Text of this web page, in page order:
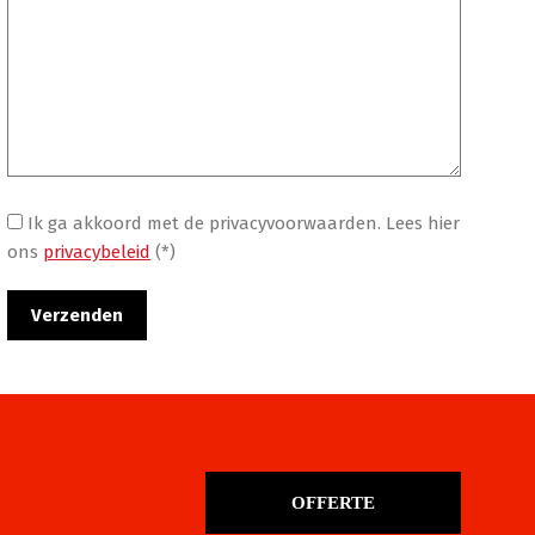
Ik ga akkoord met de privacyvoorwaarden. Lees hier
ons privacybeleid (*)
OFFERTE